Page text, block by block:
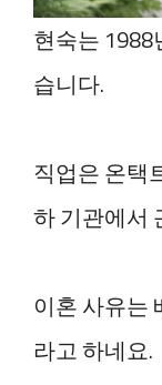
현숙는
습니다.
직업은 온택
하 기관에서
이혼 사유는
라고 하네요.